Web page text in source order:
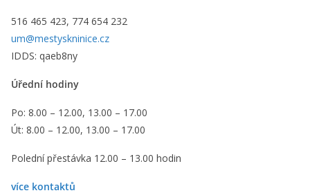
516 465 423, 774 654 232
um@mestyskninice.cz
IDDS: qaeb8ny
Úřední hodiny
Po: 8.00 – 12.00, 13.00 – 17.00
Út: 8.00 – 12.00, 13.00 – 17.00
Polední přestávka 12.00 – 13.00 hodin
více kontaktů